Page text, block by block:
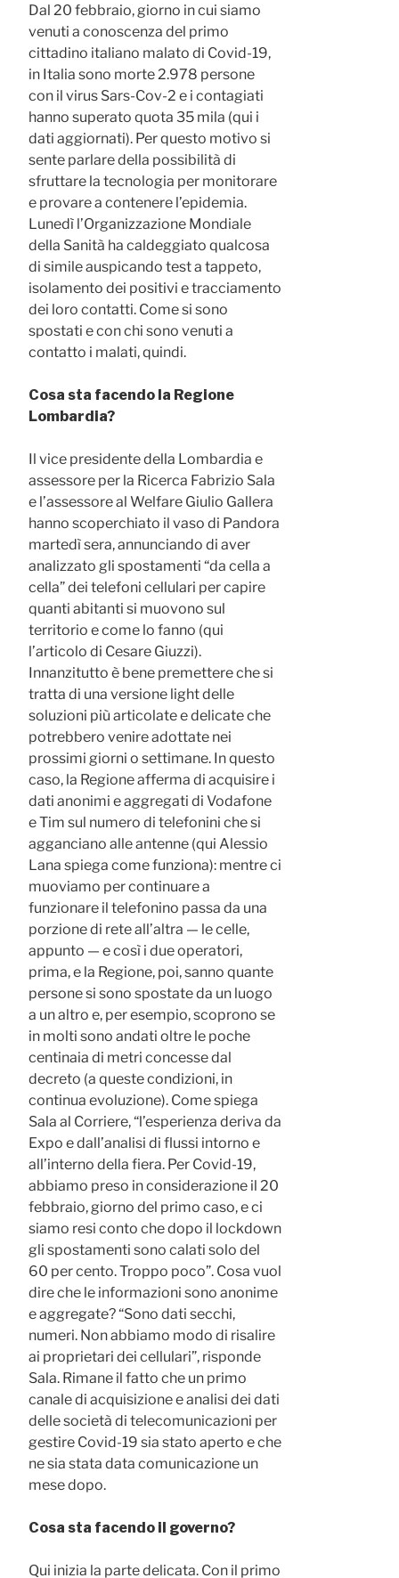
Dal 20 febbraio, giorno in cui siamo
venuti a conoscenza del primo
cittadino italiano malato di Covid-19,
in Italia sono morte 2.978 persone
con il virus Sars-Cov-2 e i contagiati
hanno superato quota 35 mila (qui i
dati aggiornati). Per questo motivo si
sente parlare della possibilità di
sfruttare la tecnologia per monitorare
e provare a contenere l’epidemia.
Lunedì l’Organizzazione Mondiale
della Sanità ha caldeggiato qualcosa
di simile auspicando test a tappeto,
isolamento dei positivi e tracciamento
dei loro contatti. Come si sono
spostati e con chi sono venuti a
contatto i malati, quindi.
Cosa sta facendo la Regione
Lombardia?
Il vice presidente della Lombardia e
assessore per la Ricerca Fabrizio Sala
e l’assessore al Welfare Giulio Gallera
hanno scoperchiato il vaso di Pandora
martedì sera, annunciando di aver
analizzato gli spostamenti “da cella a
cella” dei telefoni cellulari per capire
quanti abitanti si muovono sul
territorio e come lo fanno (qui
l’articolo di Cesare Giuzzi).
Innanzitutto è bene premettere che si
tratta di una versione light delle
soluzioni più articolate e delicate che
potrebbero venire adottate nei
prossimi giorni o settimane. In questo
caso, la Regione afferma di acquisire i
dati anonimi e aggregati di Vodafone
e Tim sul numero di telefonini che si
agganciano alle antenne (qui Alessio
Lana spiega come funziona): mentre ci
muoviamo per continuare a
funzionare il telefonino passa da una
porzione di rete all’altra — le celle,
appunto — e così i due operatori,
prima, e la Regione, poi, sanno quante
persone si sono spostate da un luogo
a un altro e, per esempio, scoprono se
in molti sono andati oltre le poche
centinaia di metri concesse dal
decreto (a queste condizioni, in
continua evoluzione). Come spiega
Sala al Corriere, “l’esperienza deriva da
Expo e dall’analisi di flussi intorno e
all’interno della fiera. Per Covid-19,
abbiamo preso in considerazione il 20
febbraio, giorno del primo caso, e ci
siamo resi conto che dopo il lockdown
gli spostamenti sono calati solo del
60 per cento. Troppo poco”. Cosa vuol
dire che le informazioni sono anonime
e aggregate? “Sono dati secchi,
numeri. Non abbiamo modo di risalire
ai proprietari dei cellulari”, risponde
Sala. Rimane il fatto che un primo
canale di acquisizione e analisi dei dati
delle società di telecomunicazioni per
gestire Covid-19 sia stato aperto e che
ne sia stata data comunicazione un
mese dopo.
Cosa sta facendo il governo?
Qui inizia la parte delicata. Con il primo